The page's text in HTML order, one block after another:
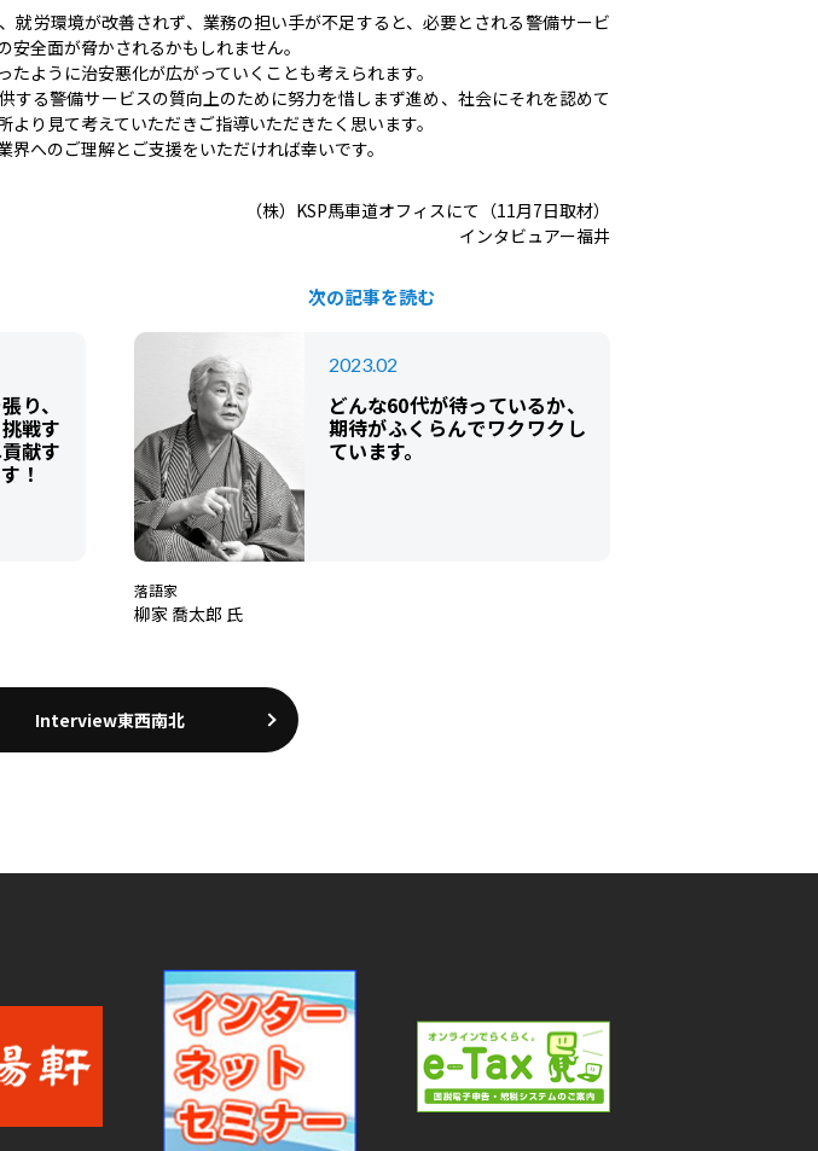
就労環境が改善されず、業務の担い手が不足すると、必要とされる警備サービ
全面が脅かされるかもしれません。
ように治安悪化が広がっていくことも考えられます。
する警備サービスの質向上のために努力を惜しまず進め、社会にそれを認めて
り見て考えていただきご指導いただきたく思います。
へのご理解とご支援をいただければ幸いです。
（株）KSP馬車道オフィスにて（11月7日取材）
インタビュアー福井
り、
戦す
献す
！
次の記事を読む
2023.02
どんな60代が待っているか、
期待がふくらんでワクワクし
ています。
落語家
柳家 喬太郎 氏
Interview東西南北